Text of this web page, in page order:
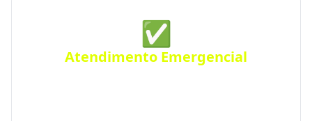
✅
Atendimento Emergencial